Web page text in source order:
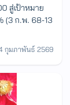
สู่เป้าหมาย
(3 ก.พ. 68-13
กุมภาพันธ์ 2569